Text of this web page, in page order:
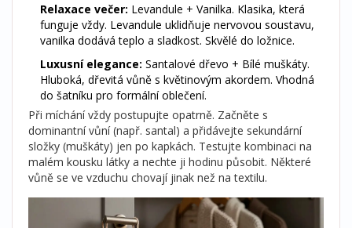
Relaxace večer: Levandule + Vanilka. Klasika, která
funguje vždy. Levandule uklidňuje nervovou soustavu,
vanilka dodává teplo a sladkost. Skvělé do ložnice.
Luxusní elegance: Santalové dřevo + Bílé muškáty.
Hluboká, dřevitá vůně s květinovým akordem. Vhodná
do šatníku pro formální oblečení.
Při míchání vždy postupujte opatrně. Začněte s
dominantní vůní (např. santal) a přidávejte sekundární
složky (muškáty) jen po kapkách. Testujte kombinaci na
malém kousku látky a nechte ji hodinu působit. Některé
vůně se ve vzduchu chovají jinak než na textilu.